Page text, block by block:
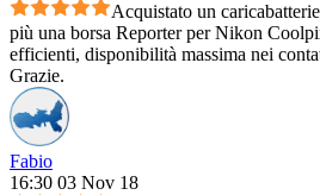
Acquistato un
più una borsa Reporter per Nikon
efficienti, disponibilità massima nei
Grazie.
Fabio
16:30 03 Nov 18